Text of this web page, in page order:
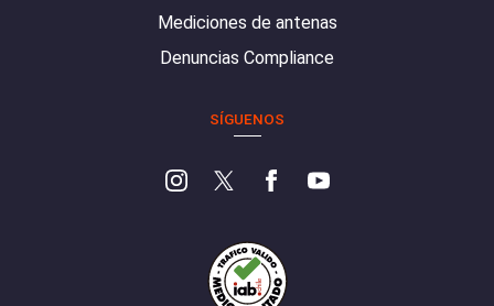
Mediciones de antenas
Denuncias Compliance
SÍGUENOS